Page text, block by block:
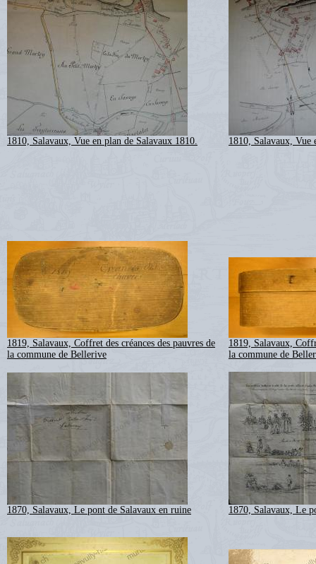
1810, Salavaux, Vue en plan de Salavaux 1810. 1810, Salavaux, Vue
1819, Salavaux, Coffret des créances des pauvres de
la commune de Bellerive
1819, Salavaux,
la commune de
1870, Salavaux, Le pont de Salavaux en ruine 1870, Salavaux, Le